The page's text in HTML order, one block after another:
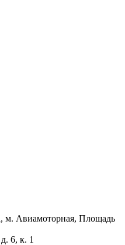
м. Авиамоторная, Площадь
6, к. 1